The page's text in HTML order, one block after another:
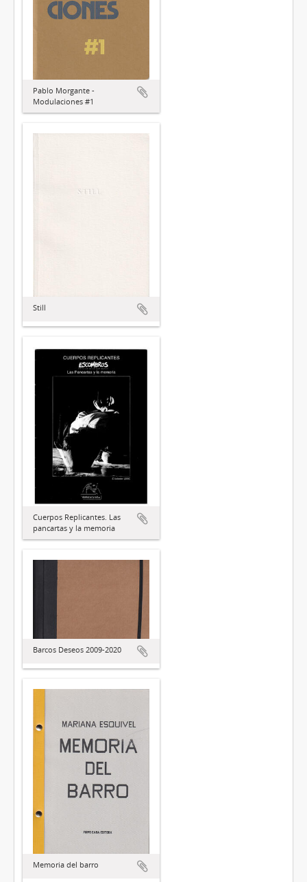
Pablo Morgante -
Modulaciones #1
Still
Cuerpos Replicantes. Las
pancartas y la memoria
Barcos Deseos 2009-2020
Memoria del barro